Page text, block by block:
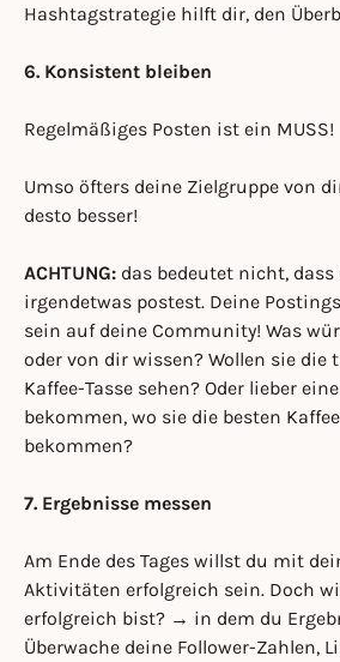
Hashtagstrategie hilft dir, den
6. Konsistent bleiben
Regelmäßiges Posten ist ein MUSS!
Umso öfters deine Zielgruppe von
desto besser!
ACHTUNG: das bedeutet nicht,
irgendetwas postest. Deine
sein auf deine Community! Was
oder von dir wissen? Wollen sie die
Kaffee-Tasse sehen? Oder lieber
bekommen, wo sie die besten
bekommen?
7. Ergebnisse messen
Am Ende des Tages willst du mit
Aktivitäten erfolgreich sein. Doch
erfolgreich bist? → in dem du
Überwache deine Follower-Zahlen,